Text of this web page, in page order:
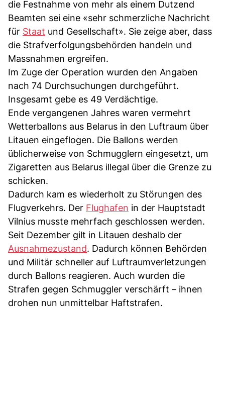
die Festnahme von mehr als einem Dutzend
Beamten sei eine «sehr schmerzliche Nachricht
für Staat und Gesellschaft». Sie zeige aber, dass
die Strafverfolgungsbehörden handeln und
Massnahmen ergreifen.
Im Zuge der Operation wurden den Angaben
nach 74 Durchsuchungen durchgeführt.
Insgesamt gebe es 49 Verdächtige.
Ende vergangenen Jahres waren vermehrt
Wetterballons aus Belarus in den Luftraum über
Litauen eingeflogen. Die Ballons werden
üblicherweise von Schmugglern eingesetzt, um
Zigaretten aus Belarus illegal über die Grenze zu
schicken.
Dadurch kam es wiederholt zu Störungen des
Flugverkehrs. Der Flughafen in der Hauptstadt
Vilnius musste mehrfach geschlossen werden.
Seit Dezember gilt in Litauen deshalb der
Ausnahmezustand. Dadurch können Behörden
und Militär schneller auf Luftraumverletzungen
durch Ballons reagieren. Auch wurden die
Strafen gegen Schmuggler verschärft – ihnen
drohen nun unmittelbar Haftstrafen.